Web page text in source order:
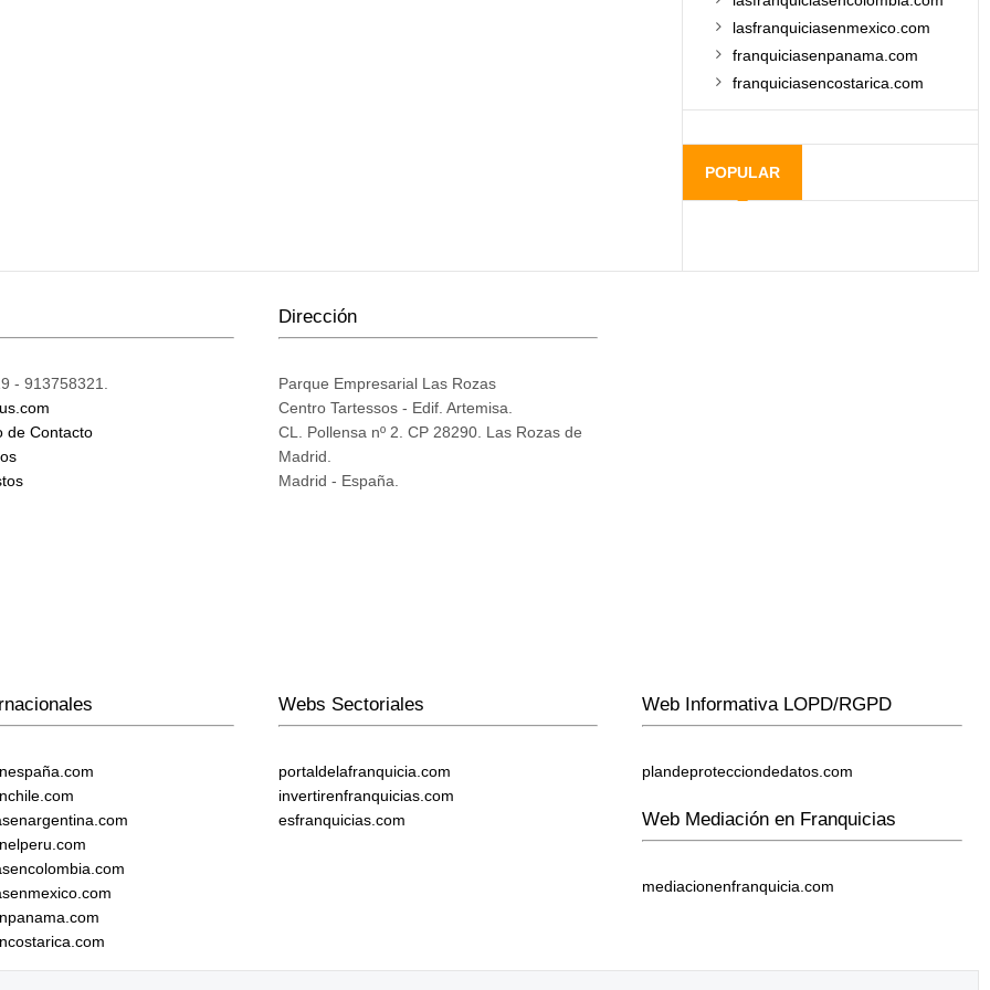
lasfranquiciasenmexico.com
franquiciasenpanama.com
franquiciasencostarica.com
POPULAR
- 913758321.
de Contacto
Dirección
Parque Empresarial Las Rozas
Centro Tartessos - Edif. Artemisa.
CL. Pollensa nº 2. CP 28290. Las Rozas de
Madrid.
Madrid - España.
Webs Sectoriales
portaldelafranquicia.com
invertirenfranquicias.com
esfranquicias.com
Web Informativa LOPD/RGPD
plandeprotecciondedatos.com
Web Mediación en Franquicias
mediacionenfranquicia.com